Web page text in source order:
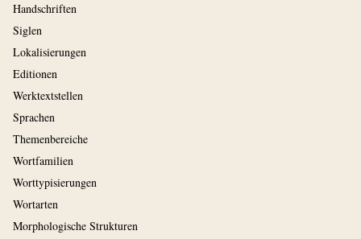
Handschriften
Siglen
Lokalisierungen
Editionen
Werktextstellen
Sprachen
Themenbereiche
Wortfamilien
Worttypisierungen
Wortarten
Morphologische Strukturen